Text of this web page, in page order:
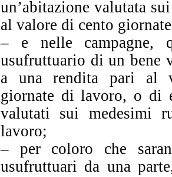
un’abitazione valutata
al valore di cento
– e nelle campagne,
usufruttuario di un bene
a una rendita pari al
giornate di lavoro, o di
valutati sui medesimi
lavoro;
– per coloro che
usufruttuari da una